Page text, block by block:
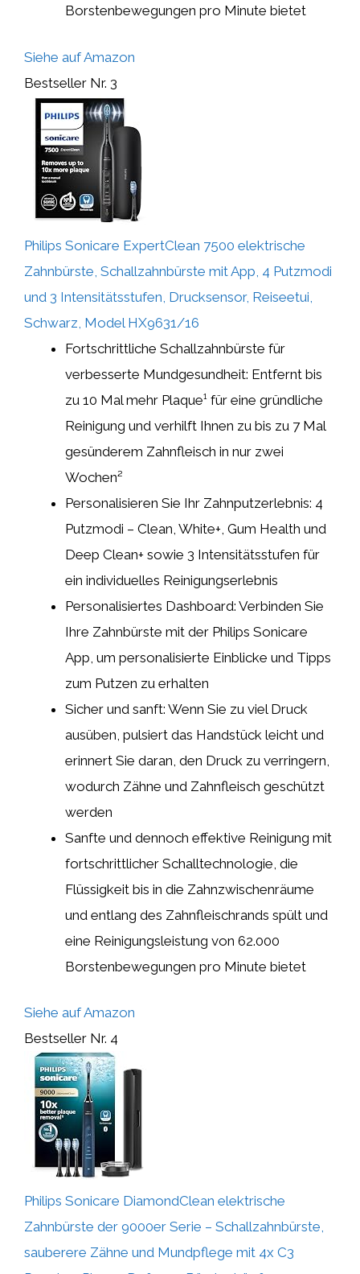
Borstenbewegungen pro Minute bietet
Siehe auf Amazon
Bestseller Nr. 3
Philips Sonicare ExpertClean 7500 elektrische
Zahnbürste, Schallzahnbürste mit App, 4 Putzmodi
und 3 Intensitätsstufen, Drucksensor, Reiseetui,
Schwarz, Model HX9631/16
Fortschrittliche Schallzahnbürste für
verbesserte Mundgesundheit: Entfernt bis
zu 10 Mal mehr Plaque¹ für eine gründliche
Reinigung und verhilft Ihnen zu bis zu 7 Mal
gesünderem Zahnfleisch in nur zwei
Wochen²
Personalisieren Sie Ihr Zahnputzerlebnis: 4
Putzmodi – Clean, White+, Gum Health und
Deep Clean+ sowie 3 Intensitätsstufen für
ein individuelles Reinigungserlebnis
Personalisiertes Dashboard: Verbinden Sie
Ihre Zahnbürste mit der Philips Sonicare
App, um personalisierte Einblicke und Tipps
zum Putzen zu erhalten
Sicher und sanft: Wenn Sie zu viel Druck
ausüben, pulsiert das Handstück leicht und
erinnert Sie daran, den Druck zu verringern,
wodurch Zähne und Zahnfleisch geschützt
werden
Sanfte und dennoch effektive Reinigung mit
fortschrittlicher Schalltechnologie, die
Flüssigkeit bis in die Zahnzwischenräume
und entlang des Zahnfleischrands spült und
eine Reinigungsleistung von 62.000
Borstenbewegungen pro Minute bietet
Siehe auf Amazon
Bestseller Nr. 4
Philips Sonicare DiamondClean elektrische
Zahnbürste der 9000er Serie – Schallzahnbürste,
sauberere Zähne und Mundpflege mit 4x C3